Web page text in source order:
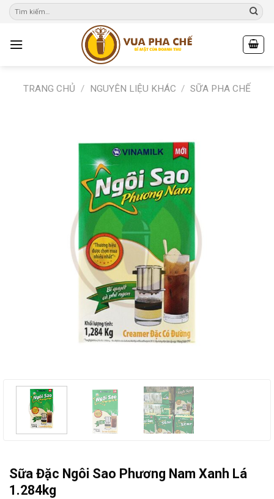
Skip
TRANG CHỦ / NGUYÊN LIỆU KHÁC / SỮA PHA CHẾ
Sữa Đặc Ngôi Sao Phương Nam Xanh Lá
1.284kg